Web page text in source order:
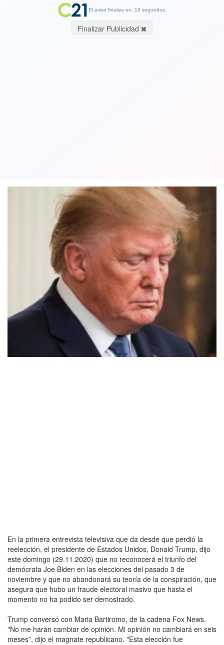
En la primera entrevista televisiva que da desde que perdió la
reelección, el presidente de Estados Unidos, Donald Trump, dijo
este domingo (29.11.2020) que no reconocerá el triunfo del
demócrata Joe Biden en las elecciones del pasado 3 de
noviembre y que no abandonará su teoría de la conspiración, que
asegura que hubo un fraude electoral masivo que hasta el
momento no ha podido ser demostrado.
Trump conversó con Maria Bartiromo, de la cadena Fox News.
"No me harán cambiar de opinión. Mi opinión no cambiará en seis
meses”, dijo el magnate republicano. "Esta elección fue
El aviso finaliza en: 19 segundos.
Finalizar Publicidad